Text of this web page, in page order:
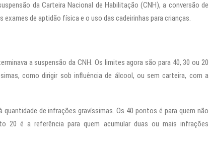
da Carteira Nacional de Habilitação (CNH), a conversão de
exames de aptidão física e o uso das cadeirinhas para crianças.
a suspensão da CNH. Os limites agora são para 40, 30 ou 20
como dirigir sob influência de álcool, ou sem carteira, com a
de infrações gravíssimas. Os 40 pontos é para quem não
20 é a referência para quem acumular duas ou mais infrações